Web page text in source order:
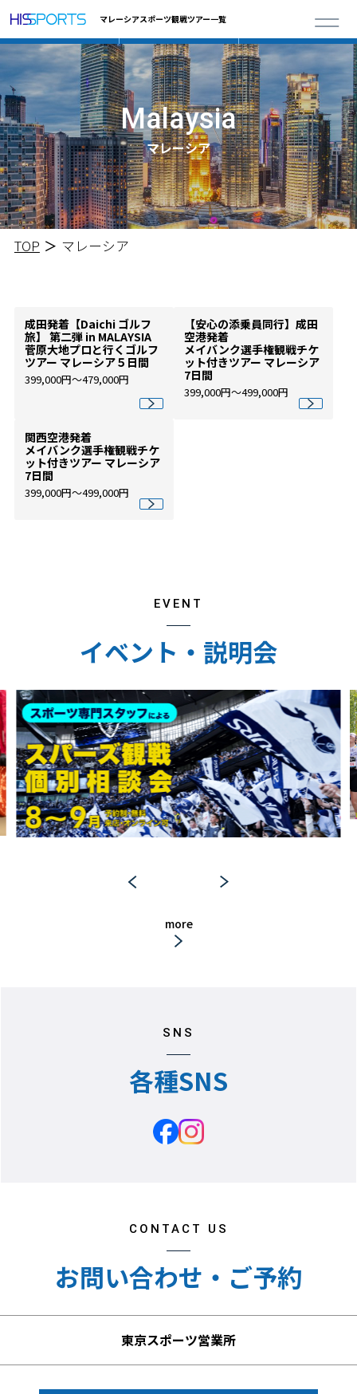
マレーシアスポーツ観戦ツアー一覧
Malaysia
マレーシア
TOP マレーシア
成田発着【Daichi ゴルフ
旅】 第二弾 in MALAYSIA
菅原大地プロと行くゴルフ
ツアー マレーシア５日間
399,000円～479,000円
【安心の添乗員同行】成田
空港発着
メイバンク選手権観戦チケ
ット付きツアー マレーシア
7日間
399,000円～499,000円
関西空港発着
メイバンク選手権観戦チケ
ット付きツアー マレーシア
7日間
399,000円～499,000円
EVENT
イベント・説明会
more
SNS
各種SNS
CONTACT US
お問い合わせ・ご予約
東京スポーツ営業所